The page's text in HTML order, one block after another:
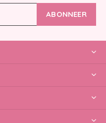
ABONNEER